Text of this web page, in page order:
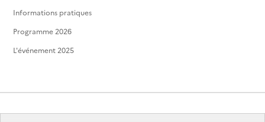
Informations pratiques
Programme 2026
L'événement 2025